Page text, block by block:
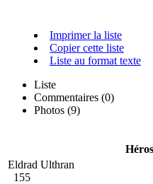
Imprimer la liste
Copier cette liste
Liste au format texte
Liste
Commentaires (0)
Photos (9)
Eldrad Ulthran
155